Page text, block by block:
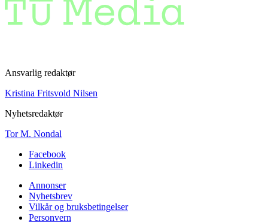
Ansvarlig redaktør
Kristina Fritsvold Nilsen
Nyhetsredaktør
Tor M. Nondal
Facebook
Linkedin
Annonser
Nyhetsbrev
Vilkår og bruksbetingelser
Personvern